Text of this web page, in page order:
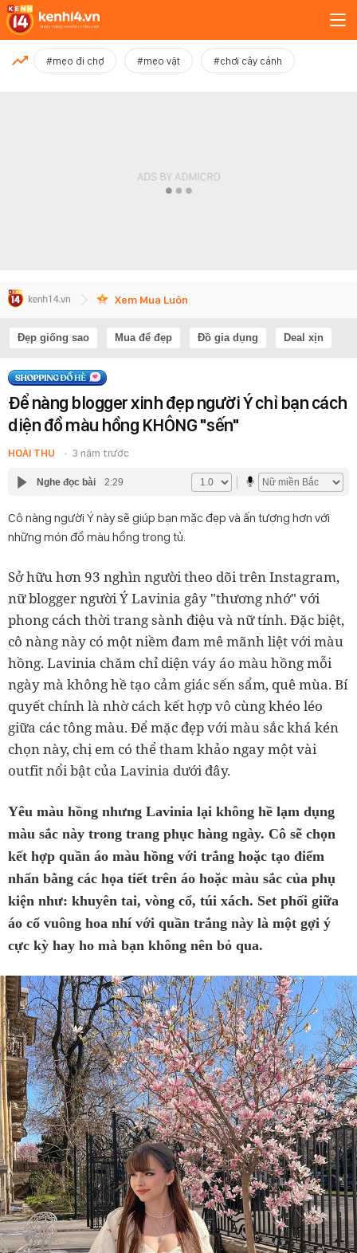
MỚI NHẤT
#mẹo đi chợ #mẹo vặt #chơi cây cảnh
Xem Mua Luôn
Đẹp giống sao Mua để đẹp Đồ gia dụng Deal xịn
Để nàng blogger xinh đẹp người Ý chỉ bạn cách
diện đồ màu hồng KHÔNG "sến"
HOÀI THU 3 năm trước
Nghe đọc bài 2:29
Cô nàng người Ý này sẽ giúp bạn mặc đẹp và ấn tượng hơn với
những món đồ màu hồng trong tủ.
Sở hữu hơn 93 nghìn người theo dõi trên Instagram,
nữ blogger người Ý Lavinia gây "thương nhớ" với
phong cách thời trang sành điệu và nữ tính. Đặc biệt,
cô nàng này có một niềm đam mê mãnh liệt với màu
hồng. Lavinia chăm chỉ diện váy áo màu hồng mỗi
ngày mà không hề tạo cảm giác sến sẩm, quê mùa. Bí
quyết chính là nhờ cách kết hợp vô cùng khéo léo
giữa các tông màu. Để mặc đẹp với màu sắc khá kén
chọn này, chị em có thể tham khảo ngay một vài
outfit nổi bật của Lavinia dưới đây.
Yêu màu hồng nhưng Lavinia lại không hề lạm dụng
màu sắc này trong trang phục hàng ngày. Cô sẽ chọn
kết hợp quần áo màu hồng với trắng hoặc tạo điểm
nhấn bằng các họa tiết trên áo hoặc màu sắc của phụ
kiện như: khuyên tai, vòng cổ, túi xách. Set phối giữa
áo cổ vuông hoa nhí với quần trắng này là một gợi ý
cực kỳ hay ho mà bạn không nên bỏ qua.